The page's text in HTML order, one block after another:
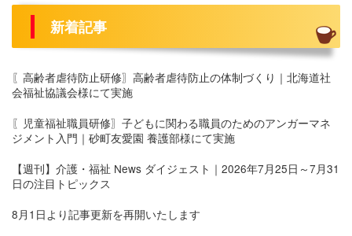
新着記事
〖高齢者虐待防止研修〗高齢者虐待防止の体制づくり｜北海道社
会福祉協議会様にて実施
〖児童福祉職員研修〗子どもに関わる職員のためのアンガーマネ
ジメント入門｜砂町友愛園 養護部様にて実施
【週刊】介護・福祉 News ダイジェスト｜2026年7月25日～7月31
日の注目トピックス
8月1日より記事更新を再開いたします